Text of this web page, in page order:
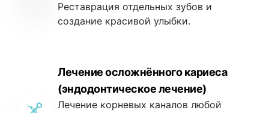
Реставрация отдельных зубов и
создание красивой улыбки.
Лечение осложнённого кариеса
(эндодонтическое лечение)
Лечение корневых каналов любой